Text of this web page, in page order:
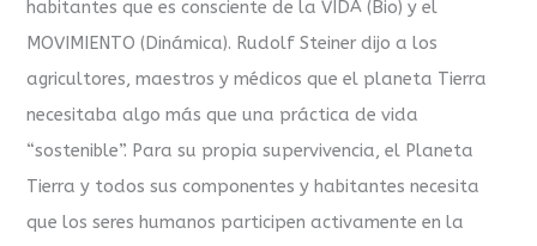
habitantes que es consciente de la VIDA (Bio) y el
MOVIMIENTO (Dinámica). Rudolf Steiner dijo a los
agricultores, maestros y médicos que el planeta Tierra
necesitaba algo más que una práctica de vida
“sostenible”. Para su propia supervivencia, el Planeta
Tierra y todos sus componentes y habitantes necesita
que los seres humanos participen activamente en la